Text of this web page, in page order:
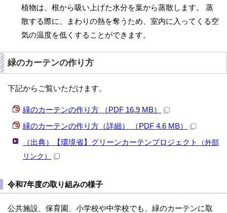
植物は、根から吸い上げた水分を葉から蒸散します。 蒸
散する際に、まわりの熱を奪うため、室内に入ってくる空
気の温度を低くすることができます。
緑のカーテンの作り方
下記からご覧いただけます。
緑のカーテンの作り方 （PDF 16.9 MB）
緑のカーテンの作り方（詳細） （PDF 4.6 MB）
（出典）【環境省】グリーンカーテンプロジェクト
（外部
リンク）
令和7年度の取り組みの様子
公共施設、保育園、小学校や中学校でも、緑のカーテンに取